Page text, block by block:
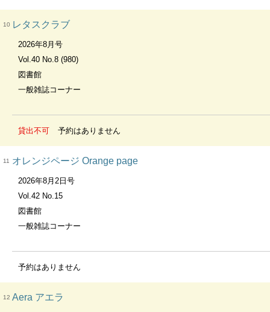
10 レタスクラブ
2026年8月号
Vol.40 No.8 (980)
図書館
一般雑誌コーナー
貸出不可 予約はありません
11 オレンジページ Orange page
2026年8月2日号
Vol.42 No.15
図書館
一般雑誌コーナー
予約はありません
12 Aera アエラ